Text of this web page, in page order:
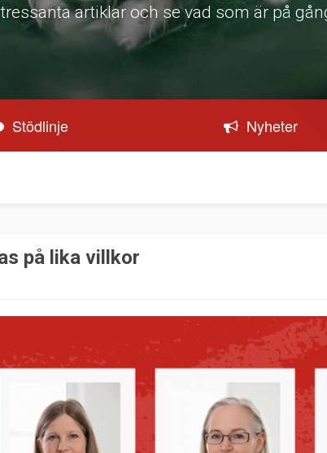
artiklar och se vad som är på
Stödlinje Nyheter
på lika villkor